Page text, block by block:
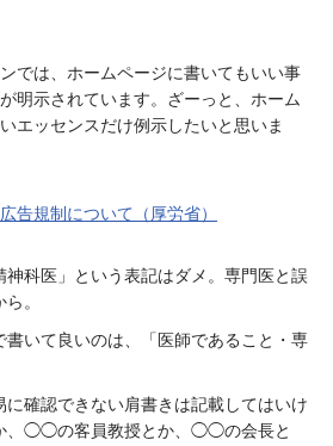
では、ホームページに書いてもいい事
明示されています。ざーっと、ホーム
エッセンスだけ例示したいと思いま
告規制について（厚労省）
科医」という表記はダメ。専門医と誤
。
書いて良いのは、「医師であること・専
に確認できない肩書きは記載してはいけ
、◯◯の客員教授とか、◯◯の会長と